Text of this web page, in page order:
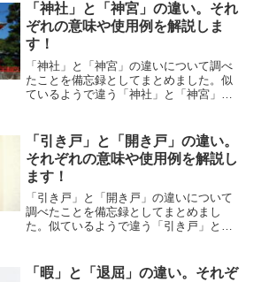
「神社」と「神宮」の違い。それ
ぞれの意味や使用例を解説しま
す！
「神社」と「神宮」の違いについて調べ
たことを備忘録としてまとめました。似
ているようで違う「神社」と「神宮」の
「引き戸」と「開き戸」の違い。
それぞれの意味や使用例を解説し
ます！
「引き戸」と「開き戸」の違いについて
調べたことを備忘録としてまとめまし
た。似ているようで違う「引き戸」と
「暇」と「退屈」の違い。それぞ